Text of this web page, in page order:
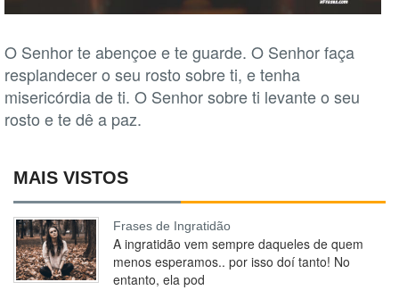
O Senhor te abençoe e te guarde. O Senhor faça
resplandecer o seu rosto sobre ti, e tenha
misericórdia de ti. O Senhor sobre ti levante o seu
rosto e te dê a paz.
MAIS VISTOS
Frases de Ingratidão
A ingratidão vem sempre daqueles de quem
menos esperamos.. por isso doí tanto! No
entanto, ela pod